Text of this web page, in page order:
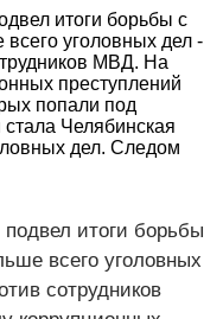
итоги борьбы с
уголовных дел -
МВД. На
преступлений
попали под
Челябинская
дел. Следом
итоги борьбы
всего уголовных
сотрудников